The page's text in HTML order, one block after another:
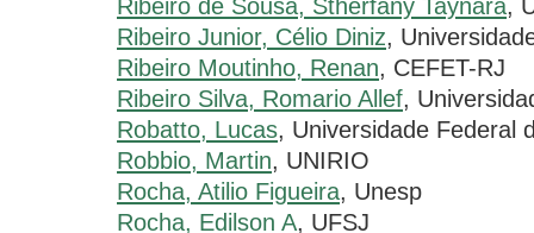
Ribeiro de Sousa, Stherfany Taynara,
Ribeiro Junior, Célio Diniz,
Ribeiro Moutinho, Renan, CEFET-RJ
Ribeiro Silva, Romario Allef,
Robatto, Lucas, Universidade Federal
Robbio, Martin, UNIRIO
Rocha, Atilio Figueira, Unesp
Rocha, Edilson A, UFSJ